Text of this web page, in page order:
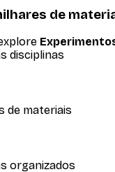
DO RIO DE
e/m para
de
disciplinas
de materiais
organizados